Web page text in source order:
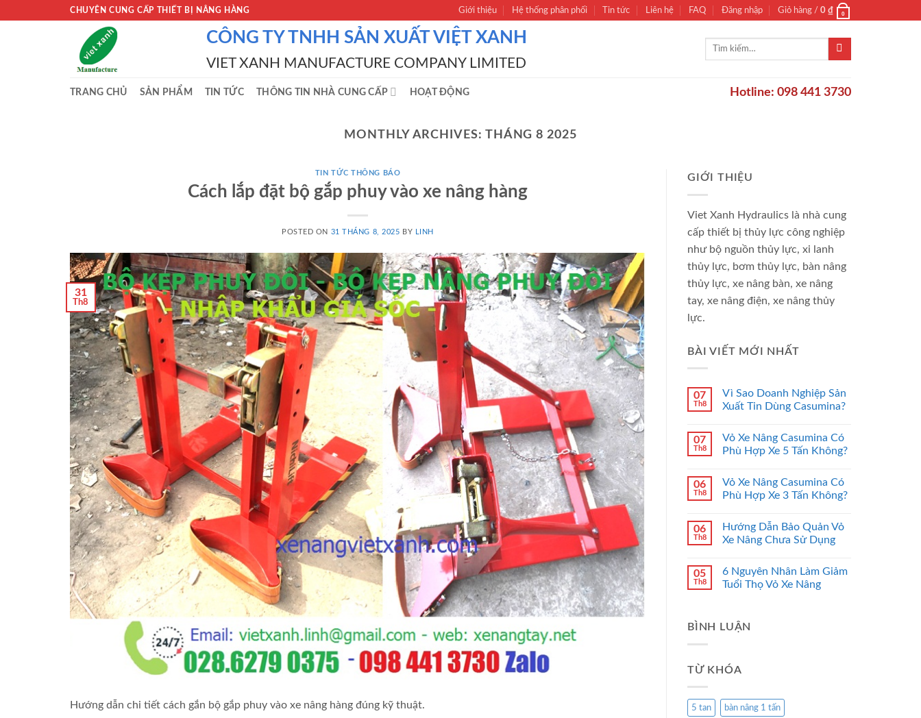
CHUYÊN CUNG CẤP THIẾT BỊ NÂNG HÀNG Giới thiệu Hệ thống phân phối Tin tức Liên hệ FAQ Đăng nhập Giỏ hàng / 0 ₫ 0
CÔNG TY TNHH SẢN XUẤT VIỆT XANH
VIET XANH MANUFACTURE COMPANY LIMITED
Tìm
TRANG CHỦ SẢN PHẨM TIN TỨC THÔNG TIN NHÀ CUNG CẤP HOẠT ĐỘNG Hotline: 098 441 3730
MONTHLY ARCHIVES: THÁNG 8 2025
TIN TỨC THÔNG BÁO
Cách lắp đặt bộ gắp phuy vào xe nâng hàng
POSTED ON 31 THÁNG 8, 2025 BY LINH
31
Th8
Hướng dẫn chi tiết cách gắn bộ gắp phuy vào xe nâng hàng đúng kỹ thuật.
GIỚI THIỆU
Viet Xanh Hydraulics là nhà cung
cấp thiết bị thủy lực công nghiệp
như bộ nguồn thủy lực, xi lanh
thủy lực, bơm thủy lực, bàn nâng
thủy lực, xe nâng bàn, xe nâng
tay, xe nâng điện, xe nâng thủy
lực.
BÀI VIẾT MỚI NHẤT
07
Th8
Vì Sao Doanh Nghiệp Sản
Xuất Tin Dùng Casumina?
07
Th8
Vỏ Xe Nâng Casumina Có
Phù Hợp Xe 5 Tấn Không?
06
Th8
Vỏ Xe Nâng Casumina Có
Phù Hợp Xe 3 Tấn Không?
06
Th8
Hướng Dẫn Bảo Quản Vỏ
Xe Nâng Chưa Sử Dụng
05
Th8
6 Nguyên Nhân Làm Giảm
Tuổi Thọ Vỏ Xe Nâng
BÌNH LUẬN
TỪ KHÓA
5 tan bàn nâng 1 tấn